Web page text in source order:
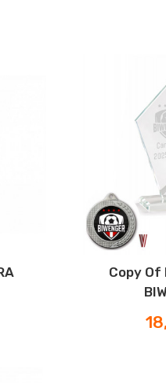
Copy Of